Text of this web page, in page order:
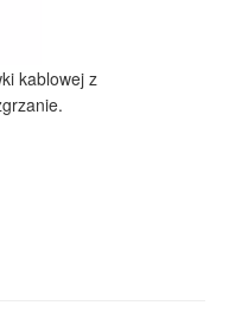
kablowej z